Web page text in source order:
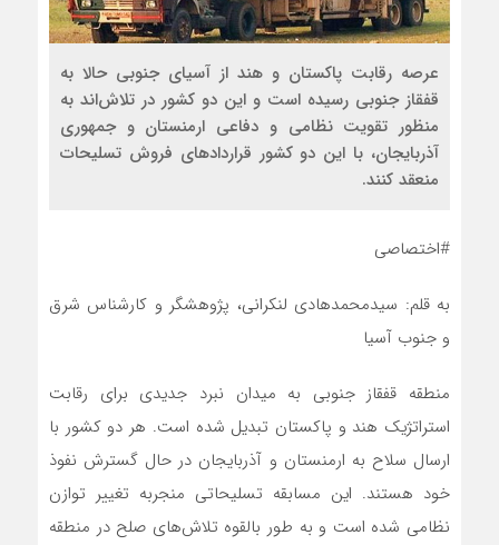
عرصه رقابت پاکستان و هند از آسیای جنوبی حالا به
قفقاز جنوبی رسیده است و این دو کشور در تلاش‌اند به
منظور تقویت نظامی و دفاعی ارمنستان و جمهوری
آذربایجان، با این دو کشور قراردادهای فروش تسلیحات
منعقد کنند.
#اختصاصی
به قلم: سیدمحمدهادی لنکرانی، پژوهشگر و کارشناس شرق
و جنوب آسیا
منطقه قفقاز جنوبی به میدان نبرد جدیدی برای رقابت
استراتژیک هند و پاکستان تبدیل شده است. هر دو کشور با
ارسال سلاح به ارمنستان و آذربایجان در حال گسترش نفوذ
خود هستند. این مسابقه تسلیحاتی منجربه تغییر توازن
نظامی شده است و به طور بالقوه تلاش‌های صلح در منطقه